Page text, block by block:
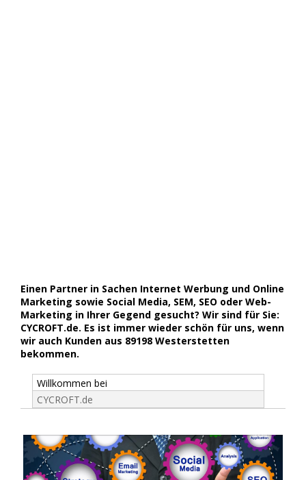
Einen Partner in Sachen Internet Werbung und Online
Marketing sowie Social Media, SEM, SEO oder Web-
Marketing in Ihrer Gegend gesucht? Wir sind für Sie:
CYCROFT.de. Es ist immer wieder schön für uns, wenn
wir auch Kunden aus 89198 Westerstetten
bekommen.
Willkommen bei
CYCROFT.de